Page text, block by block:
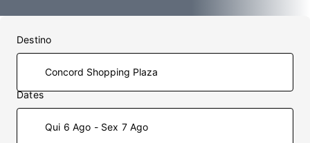
Destino
Dates
Qui 6 Ago - Sex 7 Ago